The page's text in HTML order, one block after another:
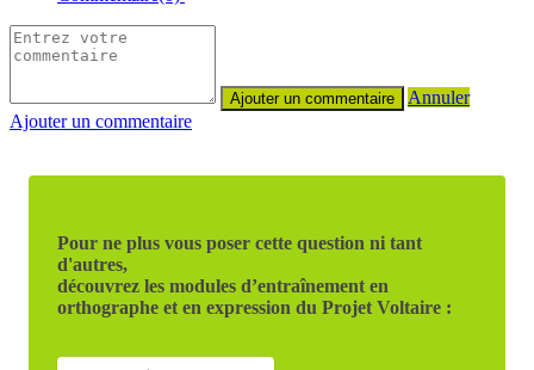
Annuler
Ajouter un commentaire
Pour ne plus vous poser cette question ni tant
d'autres,
découvrez les modules d’entraînement en
orthographe et en expression du Projet Voltaire :